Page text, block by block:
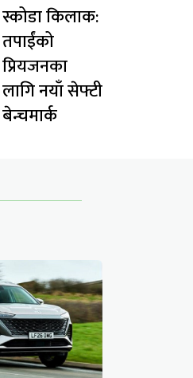
स्कोडा किलाक:
तपाईंको
प्रियजनका
लागि नयाँ सेफ्टी
बेन्चमार्क